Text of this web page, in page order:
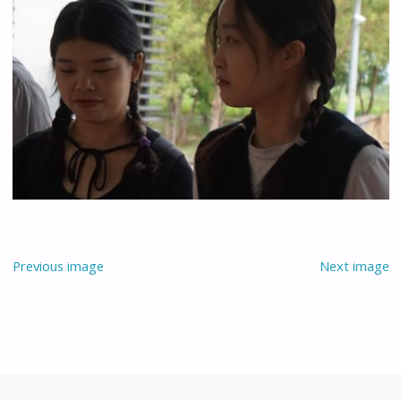
Previous image Next image